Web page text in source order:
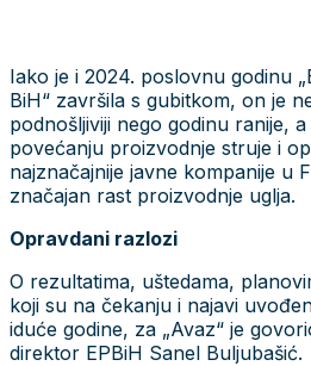
Iako je i 2024. poslovnu godinu
BiH“ završila s gubitkom, on je
podnošljiviji nego godinu ranije,
povećanju proizvodnje struje i
najznačajnije javne kompanije u
značajan rast proizvodnje uglja.
Opravdani razlozi
O rezultatima, uštedama,
koji su na čekanju i najavi
iduće godine, za „Avaz“ je
direktor EPBiH Sanel Buljubašić.